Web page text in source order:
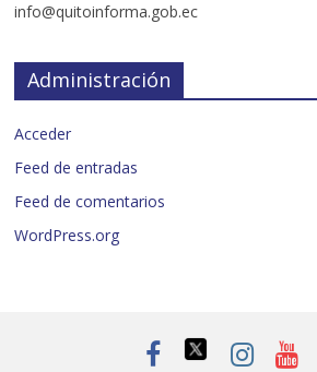
info@quitoinforma.gob.ec
Administración
Acceder
Feed de entradas
Feed de comentarios
WordPress.org